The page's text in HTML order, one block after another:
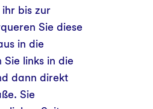
bis zur
Sie diese
in die
links in die
dann direkt
Sie